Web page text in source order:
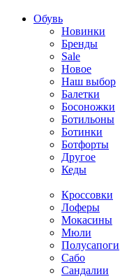
Обувь
Новинки
Бренды
Sale
Новое
Наш выбор
Балетки
Босоножки
Ботильоны
Ботинки
Ботфорты
Другое
Кеды
Кроссовки
Лоферы
Мокасины
Мюли
Полусапоги
Сабо
Сандалии